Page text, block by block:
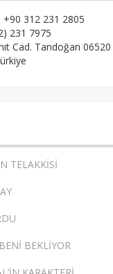
+90 312 231 2805
231 7975
Cad. Tandoğan 06520
TELAKKİSİ
BEKLİYOR